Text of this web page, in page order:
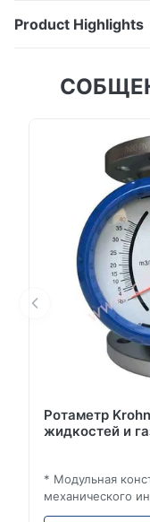
Product Highlights
жидкостей, паст,
приложений
максимум 25
/ 1...16",
электрических
Ротаметр
жидкостей и
* Модульная
механического
мА/HART®7, FF,